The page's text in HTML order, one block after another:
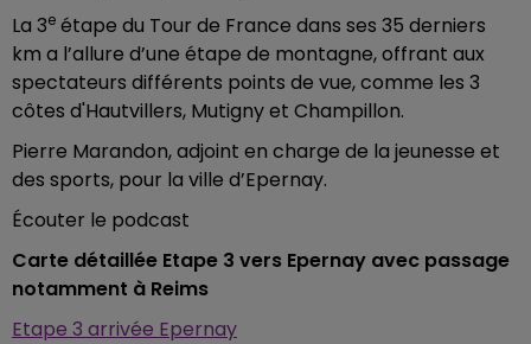
La 3e étape du Tour de France dans ses 35 derniers
km a l’allure d’une étape de montagne, offrant aux
spectateurs différents points de vue, comme les 3
côtes d'Hautvillers, Mutigny et Champillon.
Pierre Marandon, adjoint en charge de la jeunesse et
des sports, pour la ville d’Epernay.
Écouter le podcast
Carte détaillée Etape 3 vers Epernay avec passage
notamment à Reims
Etape 3 arrivée Epernay